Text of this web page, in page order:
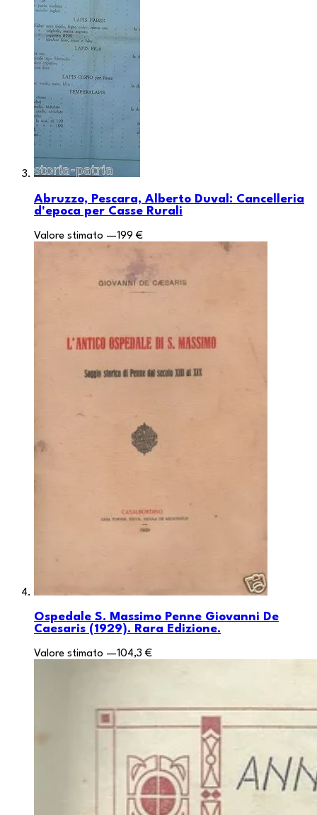
Abruzzo, Pescara, Alberto Duval: Cancelleria
d'epoca per Casse Rurali
Valore stimato —199 €
Ospedale S. Massimo Penne Giovanni De
Caesaris (1929). Rara Edizione.
Valore stimato —104,3 €